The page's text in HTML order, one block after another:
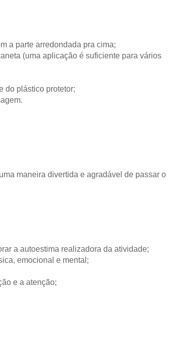
a parte arredondada pra cima;
(uma aplicação é suficiente para vários
do plástico protetor;
maneira divertida e agradável de passar o
a autoestima realizadora da atividade;
emocional e mental;
e a atenção;